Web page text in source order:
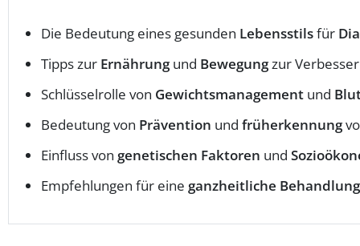
Die Bedeutung eines gesunden Lebensstilsfür
Tipps zur Ernährungund Bewegungzur
Schlüsselrolle von Gewichtsmanagement und
Bedeutung von Prävention und früherkennung
Einfluss von genetischen Faktoren und
Empfehlungen für eine ganzheitliche Behandlung